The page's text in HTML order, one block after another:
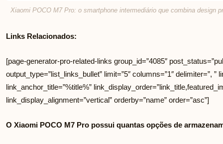
Xiaomi POCO M7 Pro: o smartphone intermediário que combina design
Links Relacionados:
[page-generator-pro-related-links group_id=”4085″
output_type=”list_links_bullet” limit=”5″ columns=”1″ delimiter=”, ”
link_anchor_title=”%title%”
link_display_alignment=”vertical” orderby=”name” order=”asc”]
O Xiaomi POCO M7 Pro possui quantas opções de